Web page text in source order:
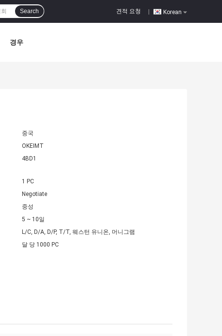
Korean
견적 요청
Search
경우
중국
OKEIMT
4BD1
1 PC
Negotiate
중성
5 ~ 10일
L/C, D/A, D/P, T/T, 웨스턴 유니온, 머니그램
달 당 1000 PC